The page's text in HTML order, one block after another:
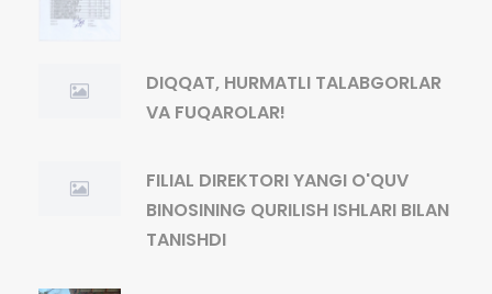
DIQQAT, HURMATLI TALABGORLAR
VA FUQAROLAR!
FILIAL DIREKTORI YANGI O'QUV
BINOSINING QURILISH ISHLARI BILAN
TANISHDI